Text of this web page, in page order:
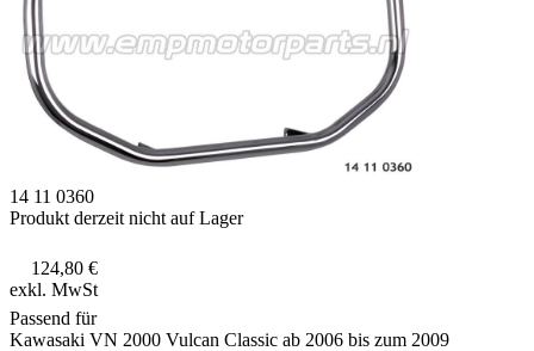
14 11 0360
Produkt derzeit nicht auf Lager
124,80 €
exkl. MwSt
Passend für
Kawasaki VN 2000 Vulcan Classic ab 2006 bis zum 2009